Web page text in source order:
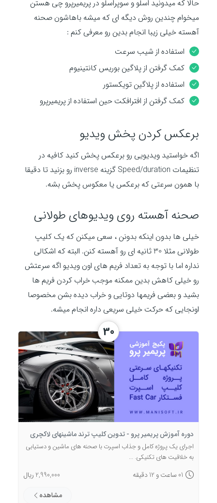
حالا که میدونید اسلو و سوپراسلو در پریمیرپرو چی هستن
میخوام چندین روش دیگه ای که میشه باهاشون صحنه
آهسته خیلی زیبا انجام بدین رو معرفی کنم :
استفاده از شیب سرعت
کمک گرفتن از پلاگین بوریس کانتینیوم
استفاده از پلاگین تویکستور
کمک گرفتن از افترافکت حین استفاده از پریمیرپرو
برعکس کردن پخش ویدیو
اگه خواستید ویدیویی رو برعکس پخش کنید کافیه در
تنظیمات Speed/duration گزینه inverse رو بزنید تا دقیقا
با همون سرعتی که برعکس یا معکوس پخش بشه.
صحنه آهسته روی ویدیوهای طولانی
خیلی ها بدون اینکه بدونن ، سعی میکنن که یک کلیپ
طولانی مثلا 30 ثانیه ای رو آهسته کنن. البته که اشکالی
نداره اما با توجه به تعداد فریم های اون ویدیو اگه سرعتش
رو خیلی کاهش بدین ممکنه موجب خراب کردن فریم ها
بشید و بعضی فریمها دوتایی و خراب دیده بشن مخصوصا
اونجایی که حرکت خیلی سریعی داره انجام میشه.
30
دوره آموزش پریمیر پرو - تدوین کلیپ ترند ماشینهای لاکچری
اجرای یک پروژه کامل و جذاب اسپرت با صحنه های ماشین و دستیابی
به خلاقیت های تکنیکی. ...
01 ساعت و 12 دقیقه
2,990,000 ریال
مشاهده